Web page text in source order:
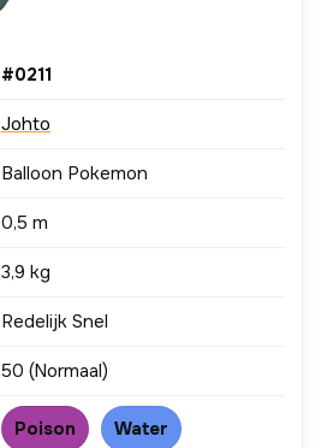
#0211
Johto
Balloon Pokemon
0,5 m
3,9 kg
Redelijk Snel
50 (Normaal)
Poison Water